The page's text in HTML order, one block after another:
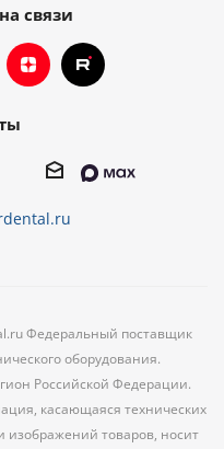
связи
Федеральный поставщик
оборудования.
Российской Федерации.
касающаяся технических
изображений товаров, носит